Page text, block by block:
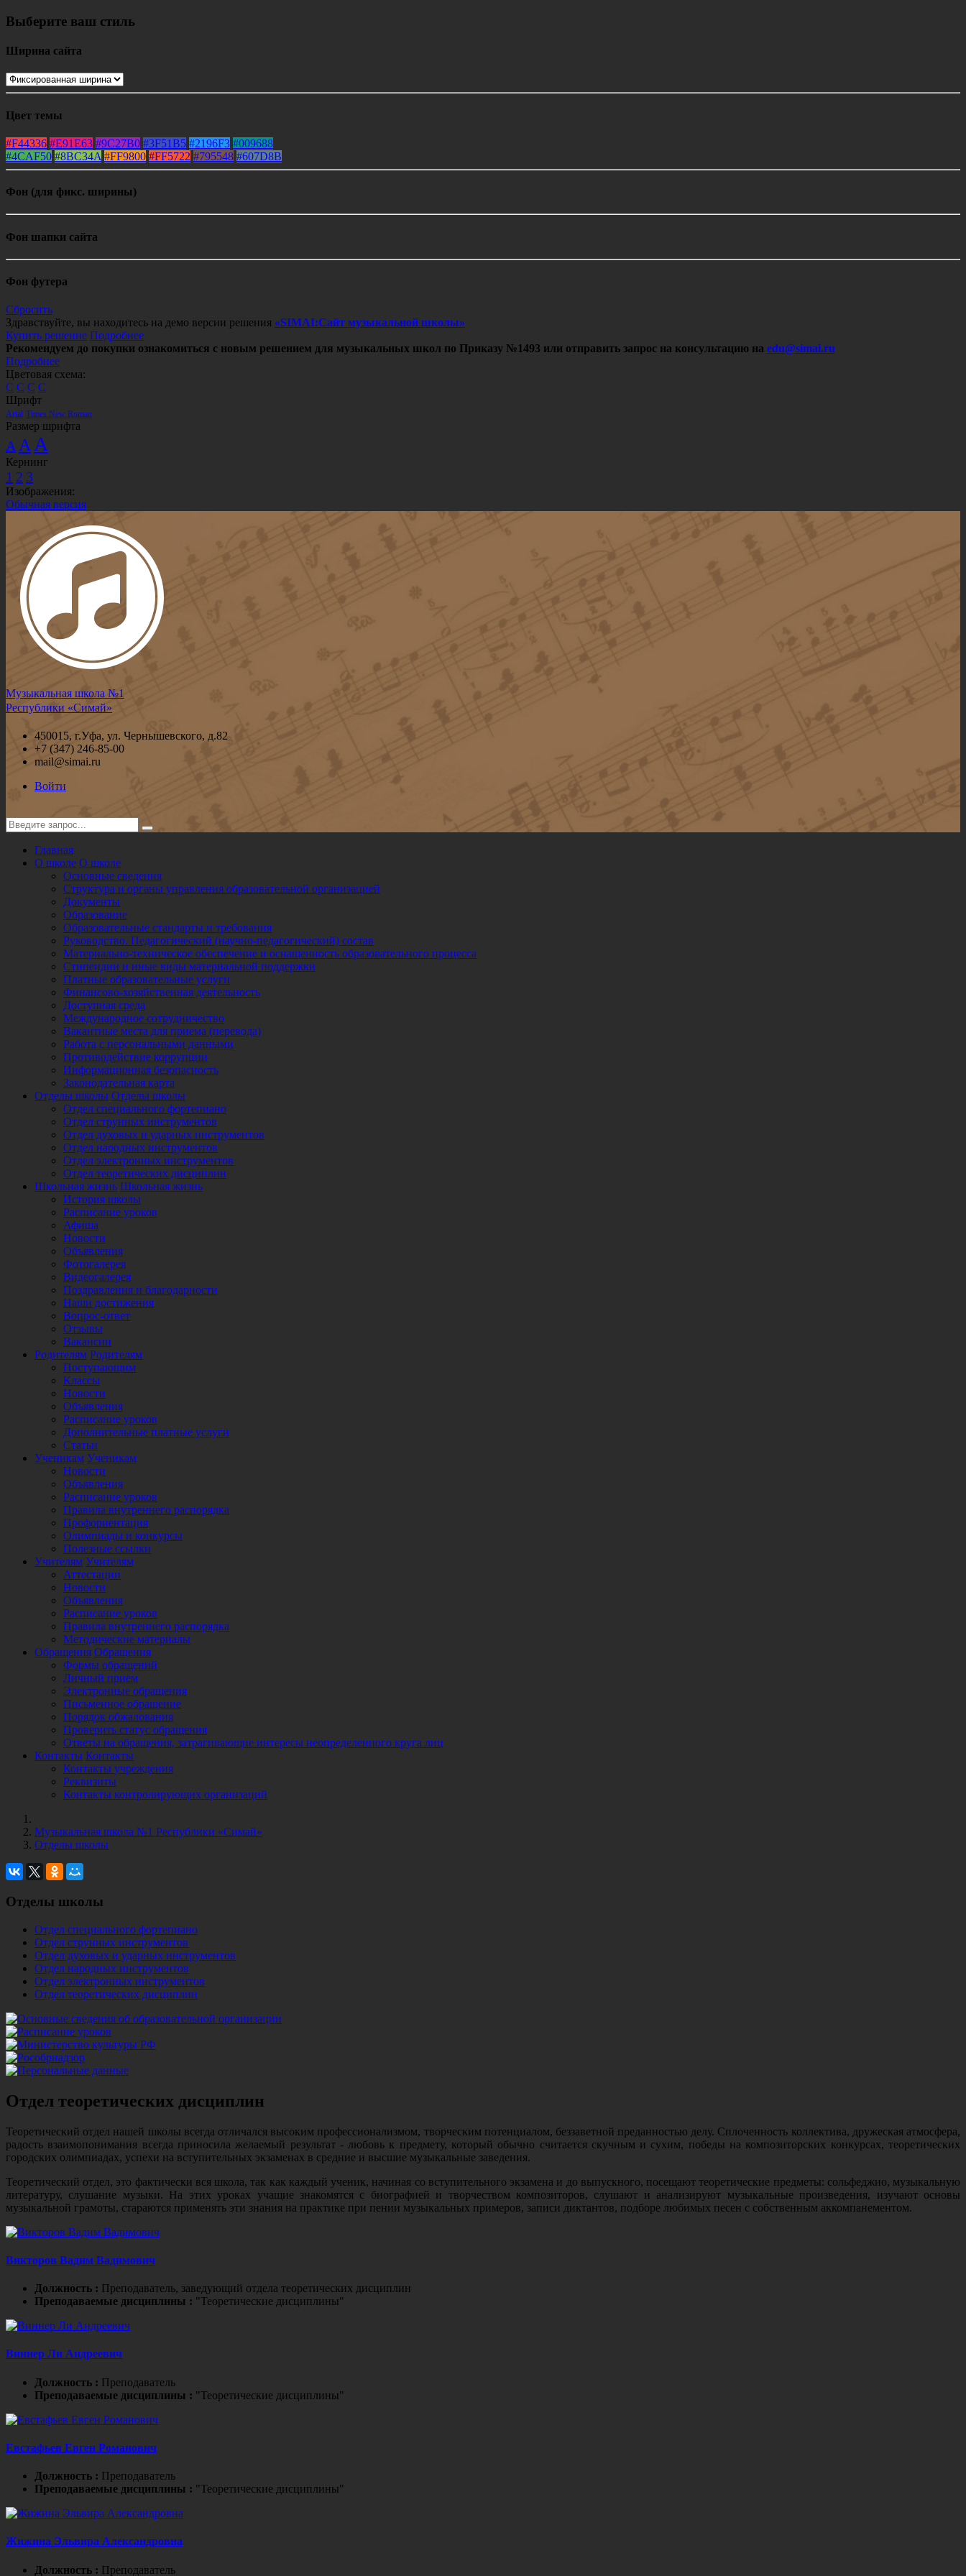
Выберите ваш стиль
Ширина сайта
Цвет темы
#F44336 #E91E63 #9C27B0 #3F51B5 #2196F3 #009688
#4CAF50 #8BC34A #FF9800 #FF5722 #795548 #607D8B
Фон (для фикс. ширины)
Фон шапки сайта
Фон футера
Сбросить
Здравствуйте, вы находитесь на демо версии решения «SIMAI:Сайт музыкальной школы»
Купить решение Подробнее
Рекомендуем до покупки ознакомиться с новым решением для музыкальных школ по Приказу №1493 или отправить запрос на консультацию на edu@simai.ru
Подробнее
Цветовая схема:
C C C C
Шрифт
Arial Times New Roman
Размер шрифта
A AA
Кернинг
1 2 3
Изображения:
Обычная версия
Музыкальная школа №1
Республики «Симай»
450015, г.Уфа, ул. Чернышевского, д.82
+7 (347) 246-85-00
mail@simai.ru
Войти
Главная
О школе О школе
Основные сведения
Структура и органы управления образовательной организацией
Документы
Образование
Образовательные стандарты и требования
Руководство. Педагогический (научно-педагогический) состав
Материально-техническое обеспечение и оснащенность образовательного процесса
Стипендии и иные виды материальной поддержки
Платные образовательные услуги
Финансово-хозяйственная деятельность
Доступная среда
Международное сотрудничество
Вакантные места для приема (перевода)
Работа с персональными данными
Противодействие коррупции
Информационная безопасность
Законодательная карта
Отделы школы Отделы школы
Отдел специального фортепиано
Отдел струнных инструментов
Отдел духовых и ударных инструментов
Отдел народных инструментов
Отдел электронных инструментов
Отдел теоретических дисциплин
Школьная жизнь Школьная жизнь
История школы
Расписание уроков
Афиша
Новости
Объявления
Фотогалерея
Видеогалерея
Поздравления и благодарности
Наши достижения
Вопрос-ответ
Отзывы
Вакансии
Родителям Родителям
Поступающим
Классы
Новости
Объявления
Расписание уроков
Дополнительные платные услуги
Статьи
Ученикам Ученикам
Новости
Объявления
Расписание уроков
Правила внутреннего распорядка
Профориентация
Олимпиады и конкурсы
Полезные ссылки
Учителям Учителям
Аттестации
Новости
Объявления
Расписание уроков
Правила внутреннего распорядка
Методические материалы
Обращения Обращения
Формы обращений
Личный прием
Электронные обращения
Письменное обращение
Порядок обжалования
Проверить статус обращения
Ответы на обращения, затрагивающие интересы неопределенного круга лиц
Контакты Контакты
Контакты учреждения
Реквизиты
Контакты контролирующих организаций
Музыкальная школа №1 Республики «Симай»
Отделы школы
Отделы школы
Отдел специального фортепиано
Отдел струнных инструментов
Отдел духовых и ударных инструментов
Отдел народных инструментов
Отдел электронных инструментов
Отдел теоретических дисциплин
Отдел теоретических дисциплин
Теоретический отдел нашей школы всегда отличался высоким профессионализмом, творческим потенциалом, беззаветной преданностью делу. Сплоченность коллектива, дружеская атмосфера,
радость взаимопонимания всегда приносила желаемый результат - любовь к предмету, который обычно считается скучным и сухим, победы на композиторских конкурсах, теоретических
городских олимпиадах, успехи на вступительных экзаменах в средние и высшие музыкальные заведения.
Теоретический отдел, это фактически вся школа, так как каждый ученик, начиная со вступительного экзамена и до выпускного, посещают теоретические предметы: сольфеджио, музыкальную
литературу, слушание музыки. На этих уроках учащие знакомятся с биографией и творчеством композиторов, слушают и анализируют музыкальные произведения, изучают основы
музыкальной грамоты, стараются применять эти знания на практике при пении музыкальных примеров, записи диктантов, подборе любимых песен с собственным аккомпанементом.
Викторов Вадим Вадимович
Должность : Преподаватель, заведующий отдела теоретических дисциплин
Преподаваемые дисциплины : "Теоретические дисциплины"
Виннер Ли Андреевич
Должность : Преподаватель
Преподаваемые дисциплины : "Теоретические дисциплины"
Евстафьев Евген Романович
Должность : Преподаватель
Преподаваемые дисциплины : "Теоретические дисциплины"
Жижина Эльвира Александровна
Должность : Преподаватель